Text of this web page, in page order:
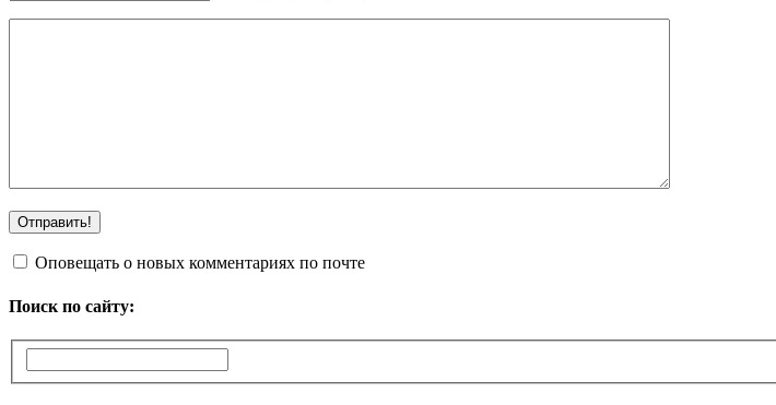
Оповещать о новых комментариях по почте
Поиск по сайту: